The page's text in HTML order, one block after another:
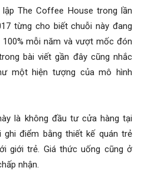
lập The Coffee House trong lần
từng cho biết chuỗi này đang
mỗi năm và vượt mốc đón
bài viết gần đây cũng nhắc
một hiện tượng của mô hình
là không đầu tư cửa hàng tại
ghi điểm bằng thiết kế quán trẻ
giới trẻ. Giá thức uống cũng ở
nhận.